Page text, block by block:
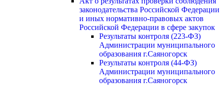
законодательства Российской Федерации
и иных нормативно-правовых актов
Российской Федерации в сфере закупок
Результаты контроля (223-ФЗ)
Администрации муниципального
образования г.Саяногорск
Результаты контроля (44-ФЗ)
Администрации муниципального
образования г.Саяногорск